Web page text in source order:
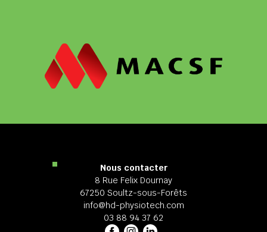
Nous contacter
8 Rue Felix Dournay
67250 Soultz-sous-Forêts
info@hd-physiotech.com
03 88 94 37 62